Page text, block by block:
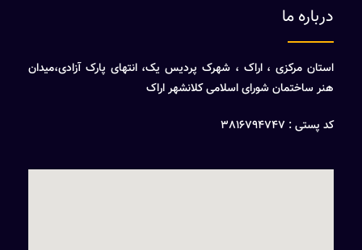
درباره ما
استان مرکزی ، اراک ، شهرک پردیس یک، انتهای پارک آزادی،میدان
هنر ساختمان شورای اسلامی کلانشهر اراک
کد پستی : 3816794747